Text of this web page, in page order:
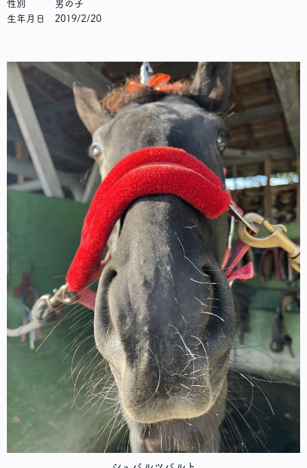
性別 男の子
生年月日 2019/2/20